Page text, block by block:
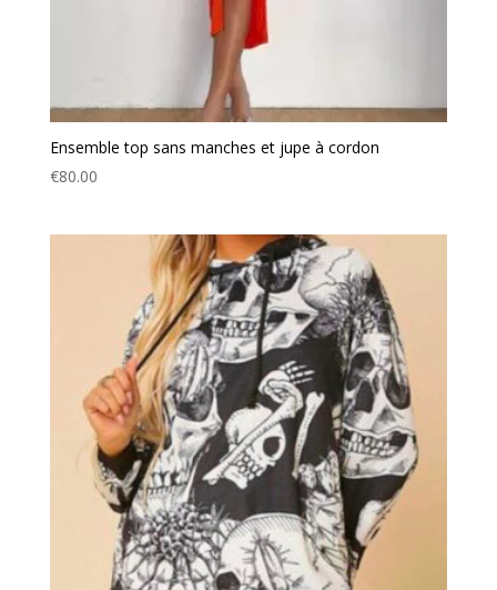
Ensemble top sans manches et jupe à cordon
€80.00